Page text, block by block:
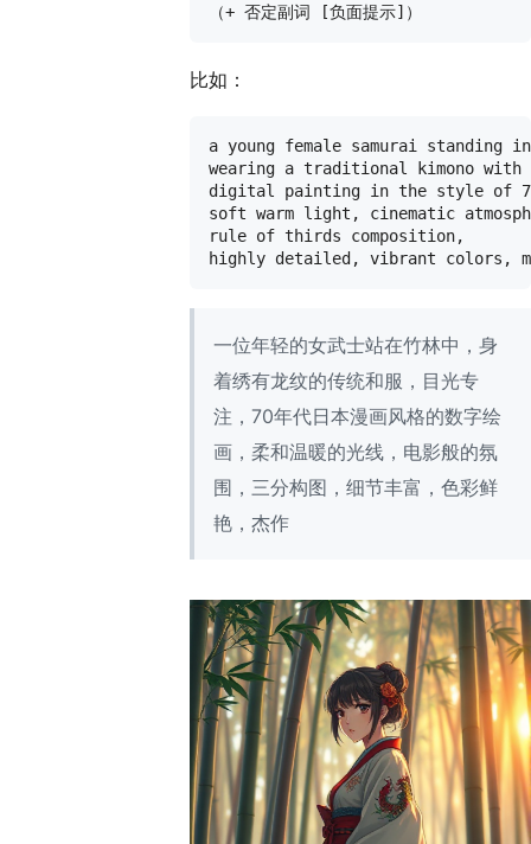
比如：
a young female samurai standing
wearing a traditional kimono with
digital painting in the style of
soft warm light, cinematic
rule of thirds composition,
一位年轻的女武士站在竹林中，身
着绣有龙纹的传统和服，目光专
注，70年代日本漫画风格的数字绘
画，柔和温暖的光线，电影般的氛
围，三分构图，细节丰富，色彩鲜
艳，杰作